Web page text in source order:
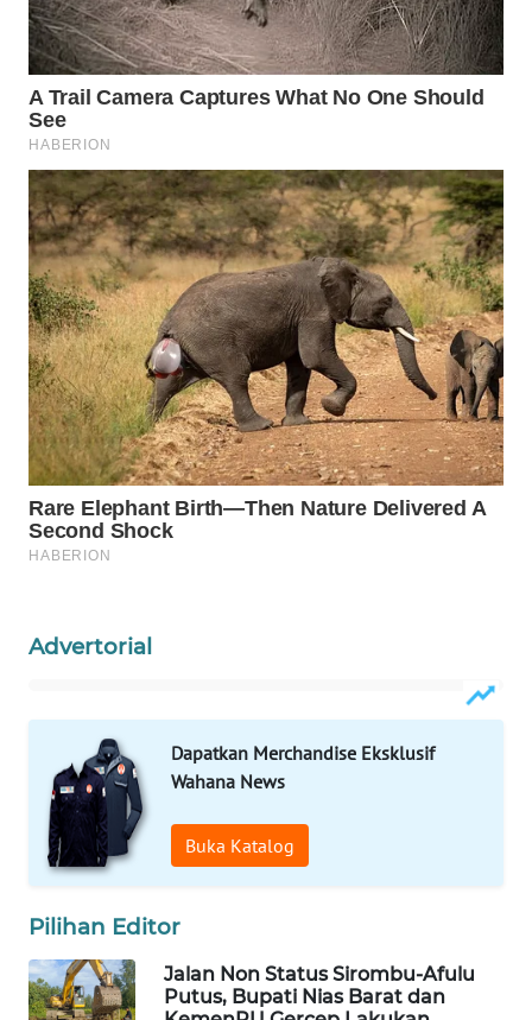
Advertorial
Dapatkan Merchandise Eksklusif
Wahana News
Buka Katalog
Pilihan Editor
Jalan Non Status Sirombu-Afulu
Putus, Bupati Nias Barat dan
WAHANA
INFRASTRUKTUR
WAHANA
KONSUMEN
WAHANA
LISTRIK
WAHANA
TRAVEL
WAHANA
TV
WAHANANEWS
ID
WAHANANEWS
WAHANA
SPORT
WAHANA
UMKM
WAHANA
WAHANA